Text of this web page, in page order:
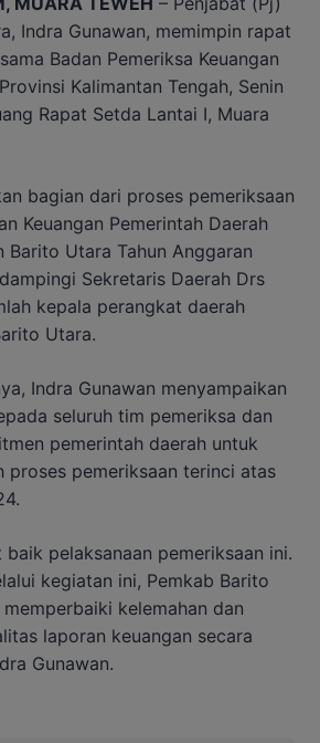
Indra Gunawan, memimpin rapat
Badan Pemeriksa Keuangan
Kalimantan Tengah, Senin
Rapat Setda Lantai I, Muara
bagian dari proses pemeriksaan
Keuangan Pemerintah Daerah
Barito Utara Tahun Anggaran
Sekretaris Daerah Drs
kepala perangkat daerah
Utara.
Indra Gunawan menyampaikan
seluruh tim pemeriksa dan
pemerintah daerah untuk
proses pemeriksaan terinci atas
baik pelaksanaan pemeriksaan ini.
kegiatan ini, Pemkab Barito
kelemahan dan
laporan keuangan secara
Gunawan.